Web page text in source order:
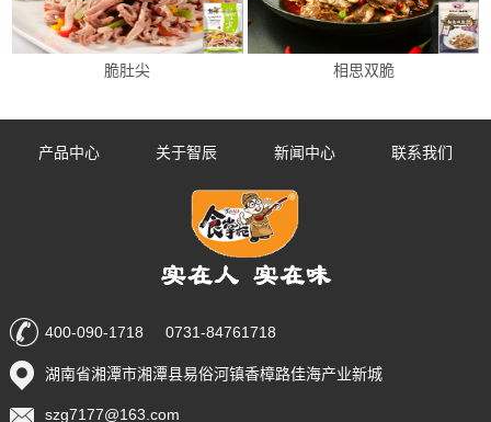
脆肚尖 相思双脆
产品中心 关于智辰 新闻中心 联系我们
400-090-1718 0731-84761718
湖南省湘潭市湘潭县易俗河镇香樟路佳海产业新城
szg7177@163.com